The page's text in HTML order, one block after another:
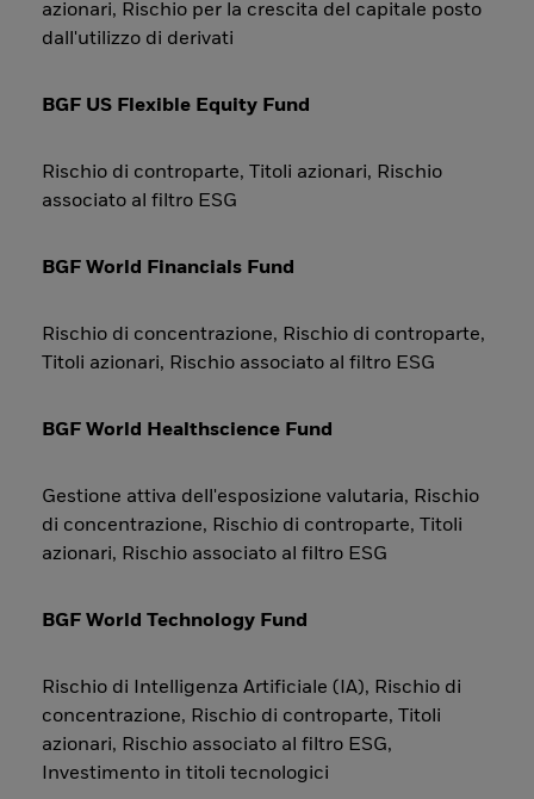
azionari, Rischio per la crescita del capitale posto
dall'utilizzo di derivati
BGF US Flexible Equity Fund
Rischio di controparte, Titoli azionari, Rischio
associato al filtro ESG
BGF World Financials Fund
Rischio di concentrazione, Rischio di controparte,
Titoli azionari, Rischio associato al filtro ESG
BGF World Healthscience Fund
Gestione attiva dell'esposizione valutaria, Rischio
di concentrazione, Rischio di controparte, Titoli
azionari, Rischio associato al filtro ESG
BGF World Technology Fund
Rischio di Intelligenza Artificiale (IA), Rischio di
concentrazione, Rischio di controparte, Titoli
azionari, Rischio associato al filtro ESG,
Investimento in titoli tecnologici